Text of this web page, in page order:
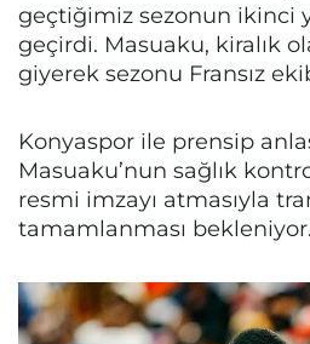
geçtiğimiz sezonun ikinci
geçirdi. Masuaku, kiralık
giyerek sezonu Fransız
Konyaspor ile prensip
Masuaku’nun sağlık
resmi imzayı atmasıyla
tamamlanması bekleniyor.